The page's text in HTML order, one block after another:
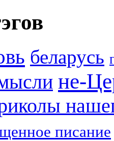
беларусь
не-
писание